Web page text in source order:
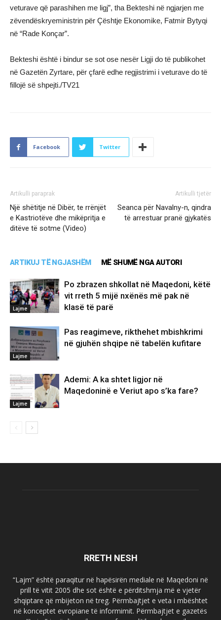
veturave që parashihen me ligj”, tha Bekteshi në ngjarjen me
zëvendëskryeministrin për Çështje Ekonomike, Fatmir Bytyqi
në “Rade Konçar”.
Bekteshi është i bindur se sot ose nesër Ligji do të publikohet
në Gazetën Zyrtare, për çfarë edhe regjistrimi i veturave do të
fillojë së shpejti./TV21
Facebook Twitter
Artikulli paraprak
Një shëtitje në Dibër, te rrënjët
e Kastriotëve dhe mikëpritja e
ditëve të sotme (Video)
Artikulli tjetër
Seanca për Navalny-n, qindra
të arrestuar pranë gjykatës
ARTIKUJ TË NGJASHËM MË SHUMË NGA AUTORI
Lajme
Po zbrazen shkollat në Maqedoni, këtë
vit rreth 5 mijë nxënës më pak në
klasë të parë
Lajme
Pas reagimeve, rikthehet mbishkrimi
në gjuhën shqipe në tabelën kufitare
Lajme
Ademi: A ka shtet ligjor në
Maqedoninë e Veriut apo s’ka fare?
RRETH NESH
“Lajm” është paraqitur në hapësirën mediale në Maqedoni në
prill të vitit 2005 dhe sot është e përditshmja më e vjetër
shqiptare që mbijeton në treg. Përmbajtjet e veta i mbështet
në konceptet evropiane të informimit. Përmbajtjet e gazetës